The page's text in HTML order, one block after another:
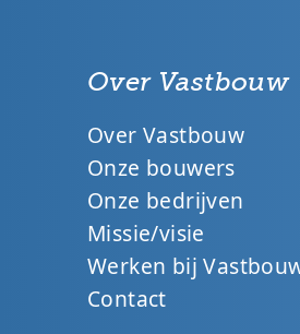
Over Vastbouw
Over Vastbouw
Onze bouwers
Onze bedrijven
Missie/visie
Werken bij
Contact